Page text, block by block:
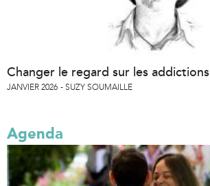
Changer le regard sur les addictions
JANVIER 2026 SUZY SOUMAILLE
Agenda